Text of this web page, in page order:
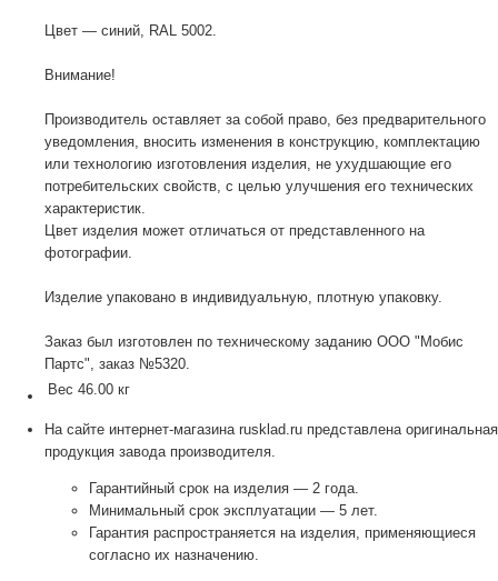
Цвет — синий, RAL 5002.
Внимание!
Производитель оставляет за собой право, без предварительного
уведомления, вносить изменения в конструкцию, комплектацию
или технологию изготовления изделия, не ухудшающие его
потребительских свойств, с целью улучшения его технических
характеристик.
Цвет изделия может отличаться от представленного на
фотографии.
Изделие упаковано в индивидуальную, плотную упаковку.
Заказ был изготовлен по техническому заданию ООО "Мобис
Партс", заказ №5320.
Вес 46.00 кг
На сайте интернет-магазина rusklad.ru представлена оригинальная
продукция завода производителя.
Гарантийный срок на изделия — 2 года.
Минимальный срок эксплуатации — 5 лет.
Гарантия распространяется на изделия, применяющиеся
согласно их назначению.